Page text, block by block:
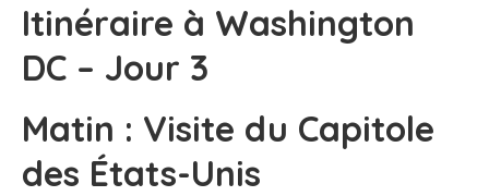
Itinéraire à Washington
DC – Jour 3
Matin : Visite du Capitole
des États-Unis